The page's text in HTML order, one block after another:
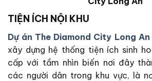
TIỆN ÍCH NỘI KHU
Dự án The Diamond City Long An
xây dựng hệ thống tiện ích sinh
cấp với tầm nhìn biến nơi đây
các người dân trong khu vực, là